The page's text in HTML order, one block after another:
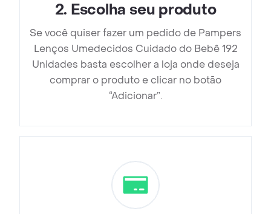
2. Escolha seu produto
Se você quiser fazer um pedido de Pampers
Lenços Umedecidos Cuidado do Bebê 192
Unidades basta escolher a loja onde deseja
comprar o produto e clicar no botão
“Adicionar”.